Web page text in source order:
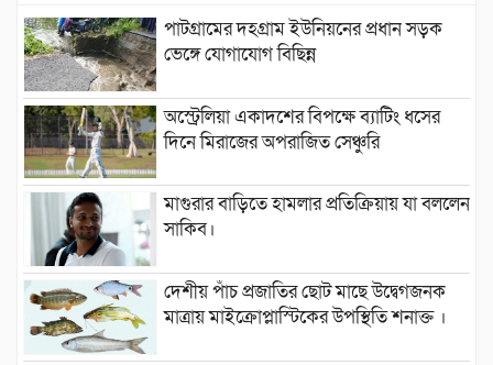
পাটগ্রামের দহগ্রাম ইউনিয়নের প্রধান সড়ক
ভেঙ্গে যোগাযোগ বিছিন্ন
অস্ট্রেলিয়া একাদশের বিপক্ষে ব্যাটিং ধসের
দিনে মিরাজের অপরাজিত সেঞ্চুরি
মাগুরার বাড়িতে হামলার প্রতিক্রিয়ায় যা বললেন
সাকিব।
দেশীয় পাঁচ প্রজাতির ছোট মাছে উদ্বেগজনক
মাত্রায় মাইক্রোপ্লাস্টিকের উপস্থিতি শনাক্ত ।